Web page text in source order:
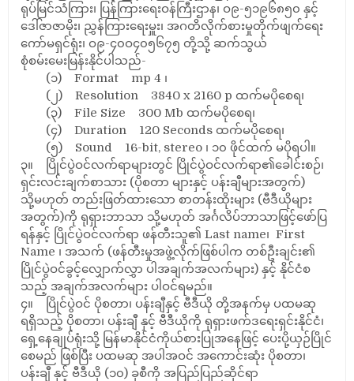
ရုပ်မြင်သံကြား၊ ပြန်ကြားရေးဝန်ကြီးဌာန၊ ဝ၉-၅၁၉၆၈၅၀ နှင့်
ဒေါ်ဇာဇာမိုး၊ ညွှန်ကြားရေးမှူး၊ အဂတိလိုက်စားမှုတိုက်ဖျက်ရေး
ကော်မရှင်ရုံး၊ ဝ၉-၄၀ဝ၄၀၅၆၇၅ တို့သို့ ဆက်သွယ်
စုံစမ်းမေးမြန်းနိုင်ပါသည်-
(၁) Format mp 4 ၊
(၂) Resolution 3840 x 2160 p ထက်မပိုစေရ၊
(၃) File Size 300 Mb ထက်မပိုစေရ၊
(၄) Duration 120 Seconds ထက်မပိုစေရ၊
(၅) Sound 16-bit, stereo ၊ ၁၀ ဖိုင်ထက် မပိုရပါ။
၃။ ပြိုင်ပွဲဝင်လက်ရာများတွင် ပြိုင်ပွဲဝင်လက်ရာ၏ခေါင်းစဉ်၊
ရှင်းလင်းချက်စာသား (ပိုစတာ များနှင့် ပန်းချီများအတွက်)
သို့မဟုတ် တည်းဖြတ်ထားသော စာတန်းထိုးများ (ဗီဒီယိုများ
အတွက်)ကို ရုရှားဘာသာ သို့မဟုတ် အင်္ဂလိပ်ဘာသာဖြင့်ဖော်ပြ
ရန်နှင့် ပြိုင်ပွဲဝင်လက်ရာ ဖန်တီးသူ၏ Last name၊ First
Name ၊ အသက် (ဖန်တီးမှုအဖွဲ့လိုက်ဖြစ်ပါက တစ်ဦးချင်း၏
ပြိုင်ပွဲဝင်ခွင့်လျှောက်လွှာ ပါအချက်အလက်များ) နှင့် နိုင်ငံစ
သည့် အချက်အလက်များ ပါဝင်ရမည်။
၄။ ပြိုင်ပွဲဝင် ပိုစတာ၊ ပန်းချီနှင့် ဗီဒီယို တို့အနက်မှ ပထမဆု
ရရှိသည့် ပိုစတာ၊ ပန်းချီ နှင့် ဗီဒီယိုကို ရုရှားဖက်ဒရေးရှင်းနိုင်ငံ၊
ရှေ့နေချုပ်ရုံးသို့ မြန်မာနိုင်ငံကိုယ်စားပြုအနေဖြင့် ပေးပို့ယှဉ်ပြိုင်
စေမည် ဖြစ်ပြီး ပထမဆု အပါအဝင် အကောင်းဆုံး ပိုစတာ၊
ပန်းချီ နှင့် ဗီဒီယို (၁၀) ခုစီကို အပြည်ပြည်ဆိုင်ရာ